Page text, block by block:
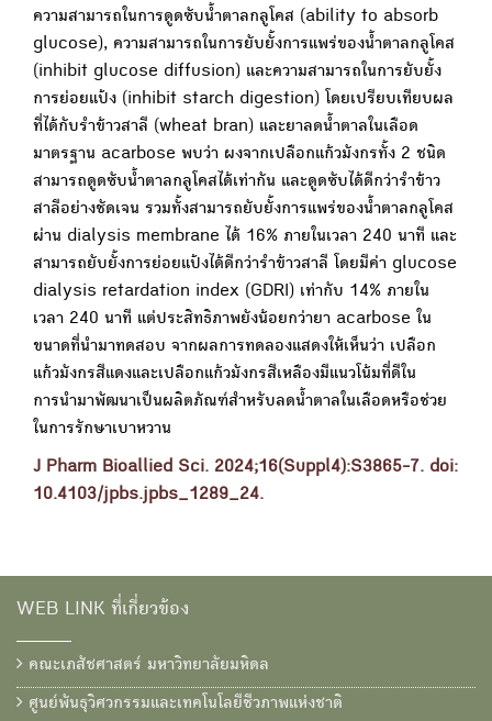
ความสามารถในการดูดซับน้ำตาลกลูโคส (ability to absorb
glucose), ความสามารถในการยับยั้งการแพร่ของน้ำตาลกลูโคส
(inhibit glucose diffusion) และความสามารถในการยับยั้ง
การย่อยแป้ง (inhibit starch digestion) โดยเปรียบเทียบผล
ที่ได้กับรำข้าวสาลี (wheat bran) และยาลดน้ำตาลในเลือด
มาตรฐาน acarbose พบว่า ผงจากเปลือกแก้วมังกรทั้ง 2 ชนิด
สามารถดูดซับน้ำตาลกลูโคสได้เท่ากัน และดูดซับได้ดีกว่ารำข้าว
สาลีอย่างชัดเจน รวมทั้งสามารถยับยั้งการแพร่ของน้ำตาลกลูโคส
ผ่าน dialysis membrane ได้ 16% ภายในเวลา 240 นาที และ
สามารถยับยั้งการย่อยแป้งได้ดีกว่ารำข้าวสาลี โดยมีค่า glucose
dialysis retardation index (GDRI) เท่ากับ 14% ภายใน
เวลา 240 นาที แต่ประสิทธิภาพยังน้อยกว่ายา acarbose ใน
ขนาดที่นำมาทดสอบ จากผลการทดลองแสดงให้เห็นว่า เปลือก
แก้วมังกรสีแดงและเปลือกแก้วมังกรสีเหลืองมีแนวโน้มที่ดีใน
การนำมาพัฒนาเป็นผลิตภัณฑ์สำหรับลดน้ำตาลในเลือดหรือช่วย
ในการรักษาเบาหวาน
J Pharm Bioallied Sci. 2024;16(Suppl4):S3865-7. doi:
10.4103/jpbs.jpbs_1289_24.
WEB LINK ที่เกี่ยวข้อง
คณะเภสัชศาสตร์ มหาวิทยาลัยมหิดล
ศูนย์พันธุวิศวกรรมและเทคโนโลยีชีวภาพแห่งชาติ